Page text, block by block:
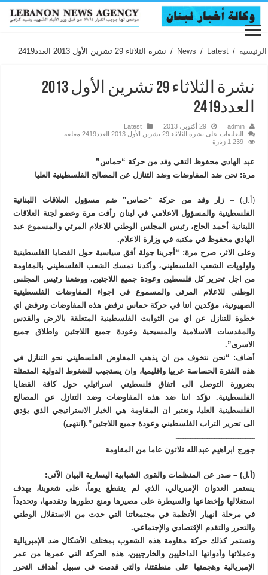
الرئيسية /
News / Latest
/ نشرة الثلاثاء 29 تشرين الأول 2013 العدد2419
نشرة الثلاثاء 29 تشرين الأول 2013
العدد2419
admin 29 أكتوبر، 2013
Latest
التعليقات على نشرة الثلاثاء 29 تشرين الأول 2013 العدد2419 مغلقة
1,239 زيارة
عبد الهادي محفوظ التقى وفد من حركة “حماس”
مرة: نحن ضد المفاوضات وضد التنازل عن المصالح الفلسطينية العليا
(أ.ل) –زار وفد من حركة “حماس” ضم مسؤول العلاقات اللبنانية
الفلسطينية والمسؤول الاعلامي في لبنان رأفت مرة وعضو لجنة العلاقات
اللبنانية أحمد الحاج، رئيس المجلس الوطني للاعلام المرئي والمسموع عبد
الهادي محفوظ في مكتبه في وزارة الاعلام.
وعلى الاثر، صرح مرة: “أجرينا جولة أفق سياسية حول القضايا الفلسطينية
واولويات الشعب الفلسطيني، وأكدنا تمسك الشعب الفلسطيني بالمقاومة
من اجل تحرير كل فلسطين وعودة جميع اللاجئين. ووضعنا رئيس المجلس
الوطني للاعلام المرئي والمسموع في اجواء المفاوضات الفلسطينية
الصهيونية، مؤكدين اننا في حركة حماس نرفض هذه المفاوضات ونرفض اي
خطوة للتنازل عن اي من الثوابت الفلسطينية المتعلقة بالارض والقدس
والمقدسات الاسلامية والمسيحية وعودة جميع اللاجئين واطلاق جميع
الاسرى”.
أضاف: “نحن نتخوف من ان يذهب المفاوض الفلسطيني نحو التنازل في
هذه الفترة الحساسة عربيا واقليميا، وان يستجيب للضغوط الدولية المتمثلة
بضرورة التوصل الى اتفاق فلسطيني اسرائيلي حول كافة القضايا
الفلسطينية. نؤكد اننا ضد هذه المفاوضات وضد التنازل عن المصالح
الفلسطينية العليا، ونعتبر ان المقاومة هي الخيار الاستراتيجي الذي يؤدي
الى تحرير التراب الفلسطيني وعودة جميع اللاجئين”.(انتهى)
ـــــــــــــــــــــــــــــــــ
جورج ابراهيم عبدالله ثلاثون عاما من المقاومة‎
(أ.ل) – صدر عن المنظمات والقوى الشبابية اليسارية البيان الآتي:
يستمر العدوان الإمبريالي، الذي لم ينقطع يوماً، على شعوبنا، بهدف
استغلالها وإخضاعها والسيطرة على مصيرها ومنع تطورها وتقدمها، وتحديداً
في مرحلة انهيار الأنظمة في مجتمعاتنا التي حدت من الاستقلال الوطني
والتحرر والتقدم الإقتصادي والإجتماعي.
وتستمر كذلك حركة مقاومة هذه الشعوب بمختلف الأشكال ضد الإمبريالية
وعملائها وأدواتها الداخليين والخارجيين، هذه الحركة التي عمرها من عمر
الإمبريالية وهجمتها على منطقتنا، والتي قدمت في سبيل أهداف التحرر